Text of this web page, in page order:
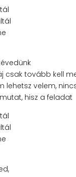
csak tovább kell
lehetsz velem,
hisz a feladat